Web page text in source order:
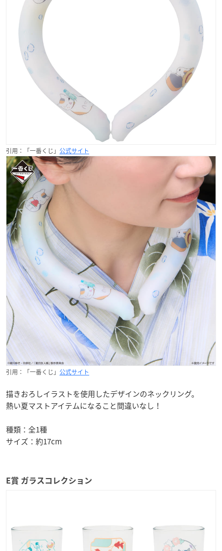
引用：「一番くじ」 公式サイト
引用：「一番くじ」 公式サイト
描きおろしイラストを使用したデザインのネックリング。
熱い夏マストアイテムになること間違いなし！
種類：全1種
サイズ：約17cm
E賞 ガラスコレクション